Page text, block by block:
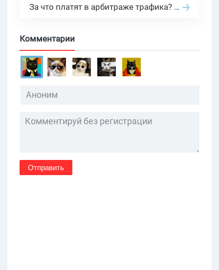
За что платят в арбитраже трафика? 30 моделей оплаты в бурж и СНГ партнерках
Комментарии
Отправить